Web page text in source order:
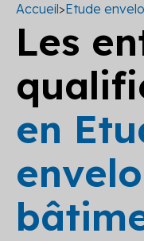
Accueil>Etude
Les
en